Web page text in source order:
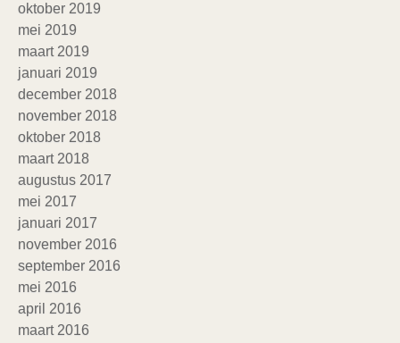
oktober 2019
mei 2019
maart 2019
januari 2019
december 2018
november 2018
oktober 2018
maart 2018
augustus 2017
mei 2017
januari 2017
november 2016
september 2016
mei 2016
april 2016
maart 2016